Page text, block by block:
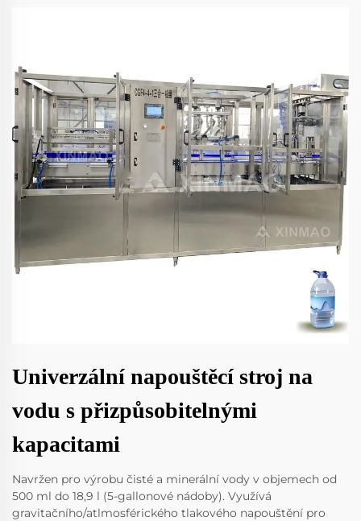
Univerzální napouštěcí stroj na
vodu s přizpůsobitelnými
kapacitami
Navržen pro výrobu čisté a minerální vody v objemech od
500 ml do 18,9 l (5-gallonové nádoby). Využívá
gravitačního/atlmosférického tlakového napouštění pro